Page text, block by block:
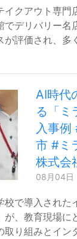
イクアウト専門
でデリバリー名
が評価され、多
AI時代
る「ミ
入事例
市 #ミ
株式会
08月04日
校で導入された
が、教育現場
取り組みとイン